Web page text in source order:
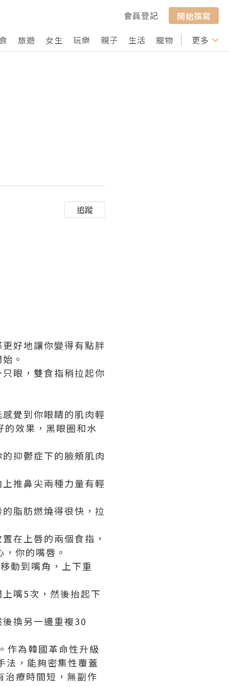
會員登記
開始撰寫
旅遊 女生 玩樂 親子 生活 寵物 行山 打卡
更多
追蹤
好地讓你變得有點胖
。
眼，雙食指稍拉起你
覺到你眼睛的肌肉輕
效果，黑眼圈和水
抑鬱症下的臉頰肌肉
推鼻尖兩種力量有輕
脂肪燃燒得很快，拉
在上唇的兩個食指，
你的嘴唇。
動到嘴角，上下重
嘴5次，然後抬起下
換另一邊重複30
作為韓國革命性升級
法，能夠密集性覆蓋
療時間短，無副作